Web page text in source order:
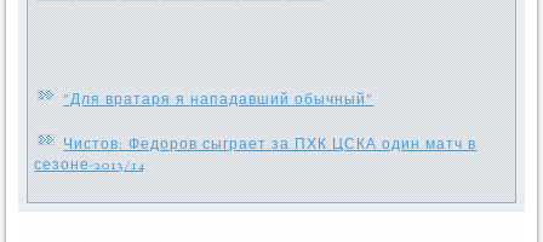
"Для вратаря я нападавший обычный"
Чистов: Федоров сыграет за ПХК ЦСКА один матч в
сезоне-2013/14